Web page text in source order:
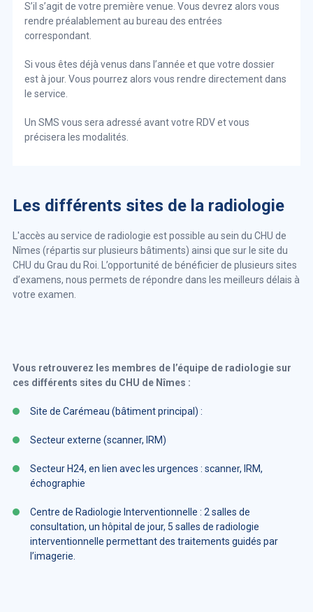
S’il s’agit de votre première venue. Vous devrez alors vous
rendre préalablement au bureau des entrées
correspondant.
Si vous êtes déjà venus dans l’année et que votre dossier
est à jour. Vous pourrez alors vous rendre directement dans
le service.
Un SMS vous sera adressé avant votre RDV et vous
précisera les modalités.
Les différents sites de la radiologie
L'accès au service de radiologie est possible au sein du CHU de
Nîmes (répartis sur plusieurs bâtiments) ainsi que sur le site du
CHU du Grau du Roi. L’opportunité de bénéficier de plusieurs sites
d’examens, nous permets de répondre dans les meilleurs délais à
votre examen.
Vous retrouverez les membres de l’équipe de radiologie sur
ces différents sites du CHU de Nîmes :
Site de Carémeau (bâtiment principal) :
Secteur externe (scanner, IRM)
Secteur H24, en lien avec les urgences : scanner, IRM,
échographie
Centre de Radiologie Interventionnelle : 2 salles de
consultation, un hôpital de jour, 5 salles de radiologie
interventionnelle permettant des traitements guidés par
l’imagerie.